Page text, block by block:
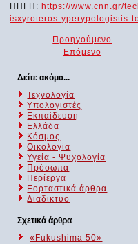
ΠΗΓΗ:https://www.cnn.gr/
isxyroteros-yperypologistis-
Προηγούμενο
Επόμενο
Δείτε ακόμα...
Τεχνολογία
Υπολογιστές
Εκπαίδευση
Ελλάδα
Κόσμος
Οικολογία
Υγεία - Ψυχολογία
Πρόσωπα
Περίεργα
Εορταστικά άρθρα
Διαδίκτυο
Σχετικά άρθρα
«Fukushima 50»